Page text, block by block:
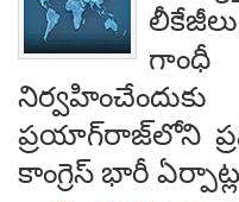
గాంధీ
ప్రయాగ్‌రాజ్‌లోని
కాంగ్రెస్ భారీ